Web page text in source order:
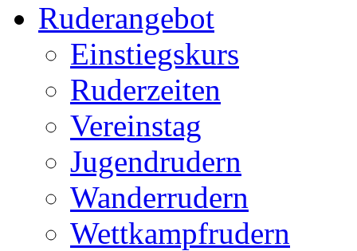
Ruderangebot
Einstiegskurs
Ruderzeiten
Vereinstag
Jugendrudern
Wanderrudern
Wettkampfrudern